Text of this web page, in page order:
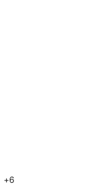
+6